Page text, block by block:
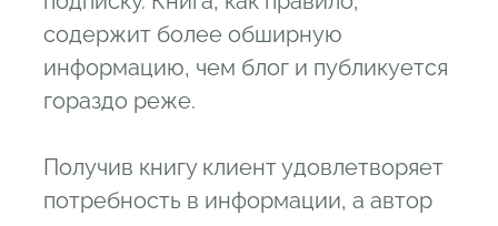
содержит более обширную
информацию, чем блог и публикуется
гораздо реже.
Получив книгу клиент удовлетворяет
потребность в информации, а автор